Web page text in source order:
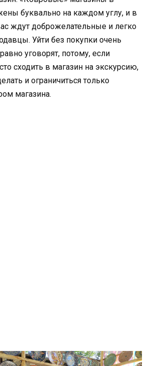
буквально на каждом углу, и в
ждут доброжелательные и легко
Уйти без покупки очень
уговорят, потому, если
сходить в магазин на экскурсию,
и ограничиться только
магазина.